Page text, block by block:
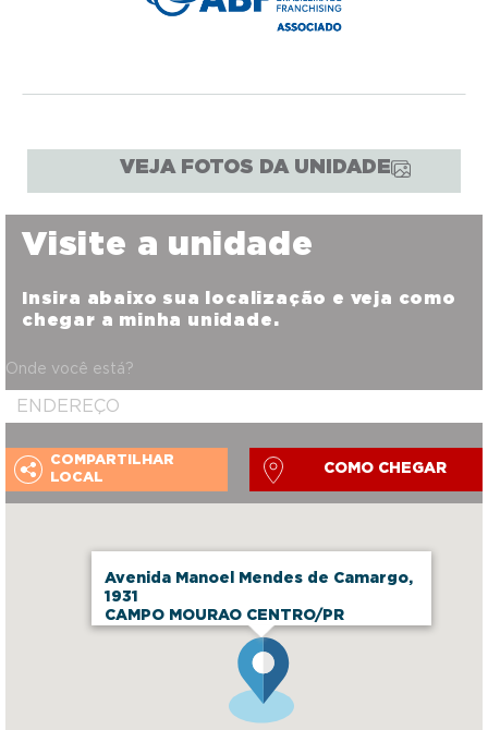
VEJA FOTOS DA UNIDADE
Avenida Manoel Mendes de Camargo,
1931
CAMPO MOURAO CENTRO/PR
Visite a unidade
Insira abaixo sua localização e veja como
chegar a minha unidade.
Onde você está?
COMPARTILHAR
LOCAL
COMO CHEGAR